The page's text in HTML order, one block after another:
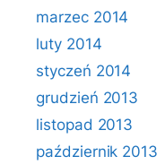
marzec 2014
luty 2014
styczeń 2014
grudzień 2013
listopad 2013
październik 2013